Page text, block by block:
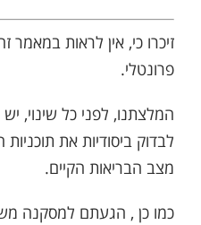
זיכרו כי, אין לראות במאמר
פרונטלי.
המלצתנו, לפני כל שינוי,
לבדוק ביסודיות את
מצב הבריאות הקיים.
כמו כן , הגעתם למסקנה